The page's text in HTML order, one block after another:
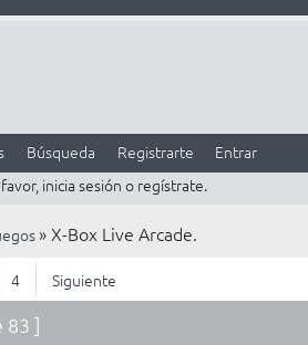
Búsqueda Registrarte
Entrar
inicia sesión o regístrate.
»X-Box Live Arcade.
4 Siguiente
83 ]